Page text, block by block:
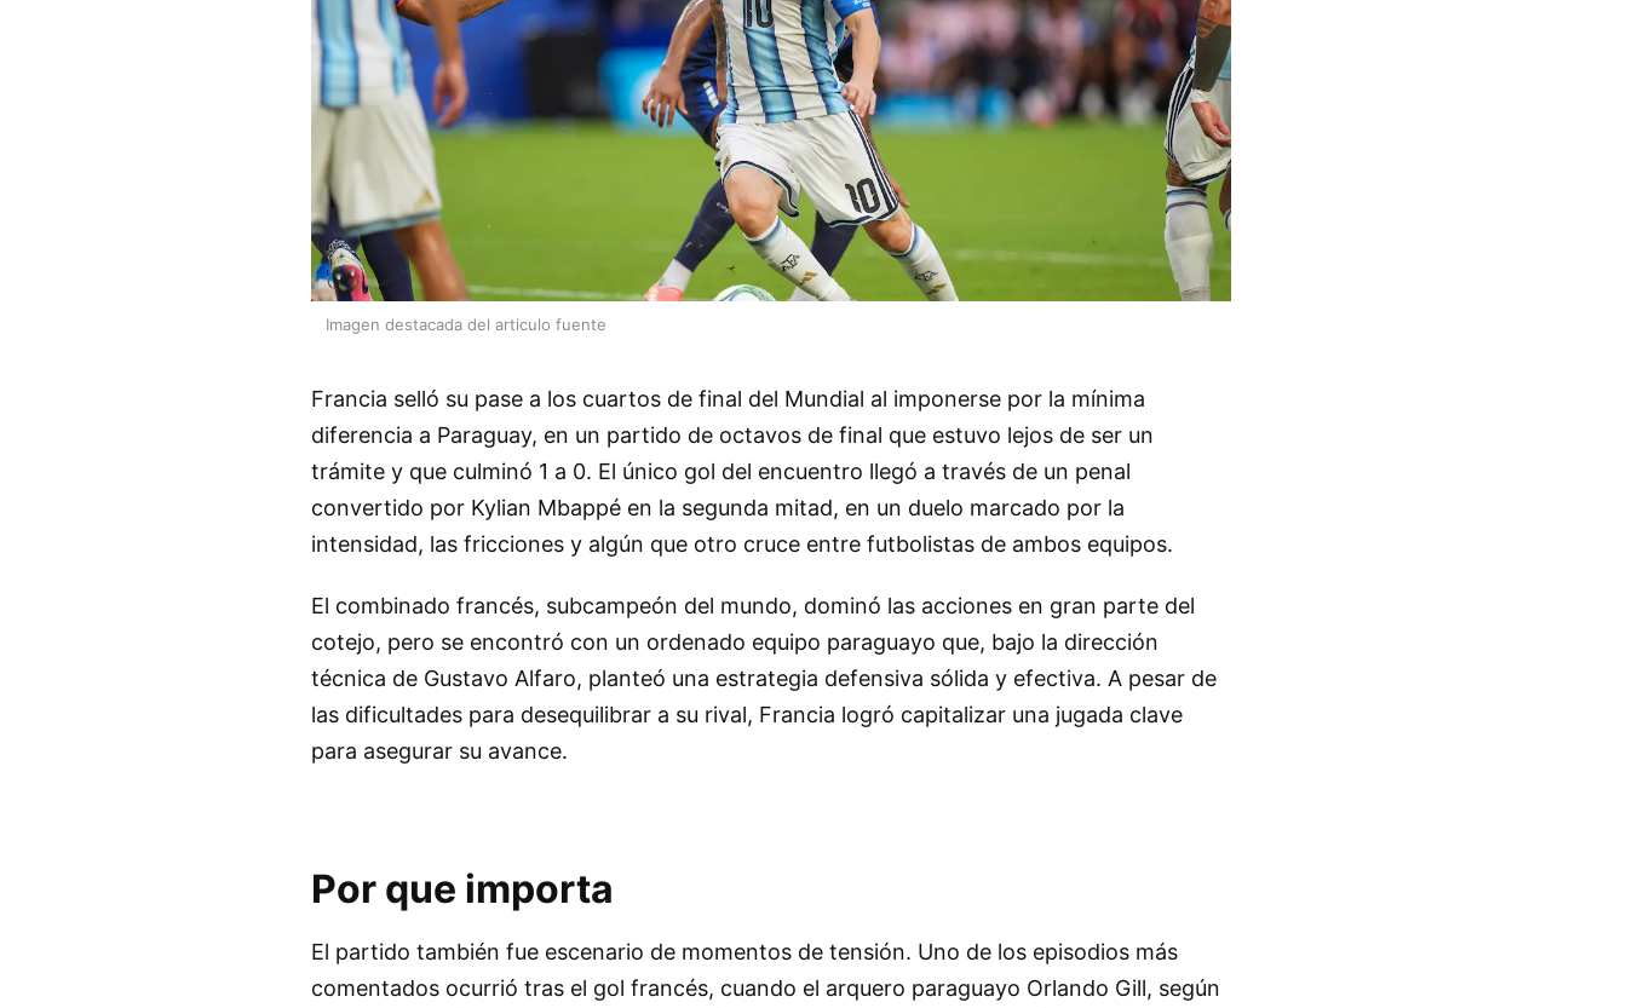
Imagen destacada del articulo fuente
Francia selló su pase a los cuartos de final del Mundial al imponerse por la mínima
diferencia a Paraguay, en un partido de octavos de final que estuvo lejos de ser un
trámite y que culminó 1 a 0. El único gol del encuentro llegó a través de un penal
convertido por Kylian Mbappé en la segunda mitad, en un duelo marcado por la
intensidad, las fricciones y algún que otro cruce entre futbolistas de ambos equipos.
El combinado francés, subcampeón del mundo, dominó las acciones en gran parte del
cotejo, pero se encontró con un ordenado equipo paraguayo que, bajo la dirección
técnica de Gustavo Alfaro, planteó una estrategia defensiva sólida y efectiva. A pesar de
las dificultades para desequilibrar a su rival, Francia logró capitalizar una jugada clave
para asegurar su avance.
Por que importa
El partido también fue escenario de momentos de tensión. Uno de los episodios más
comentados ocurrió tras el gol francés, cuando el arquero paraguayo Orlando Gill, según